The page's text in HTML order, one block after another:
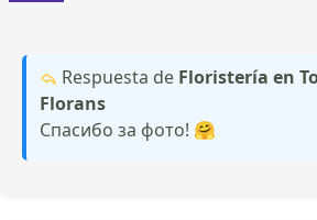
Respuesta de Floristería en
Florans
Спасибо за фото! 🤗